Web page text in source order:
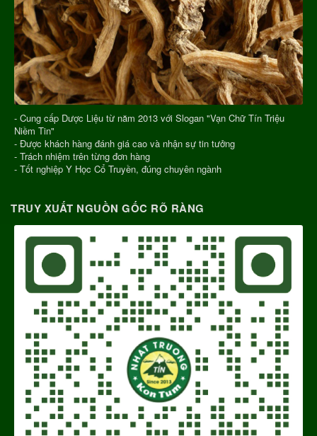
- Cung cấp Dược Liệu từ năm 2013 với Slogan "Vạn Chữ Tín Triệu
Niềm Tin"
- Được khách hàng đánh giá cao và nhận sự tin tưởng
- Trách nhiệm trên từng đơn hàng
- Tốt nghiệp Y Học Cổ Truyền, đúng chuyên ngành
TRUY XUẤT NGUỒN GỐC RÕ RÀNG